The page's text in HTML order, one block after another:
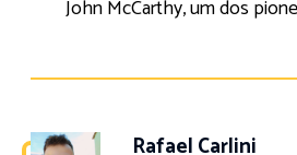
John McCarthy, um dos
Rafael Carlini